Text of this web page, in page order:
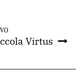
Virtus